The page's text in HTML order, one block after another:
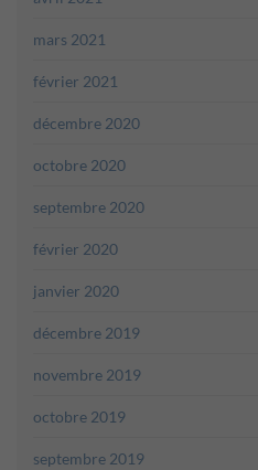
mars 2021
février 2021
décembre 2020
octobre 2020
septembre 2020
février 2020
janvier 2020
décembre 2019
novembre 2019
octobre 2019
septembre 2019